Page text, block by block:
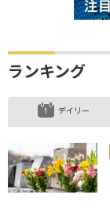
ランキング
デイリー